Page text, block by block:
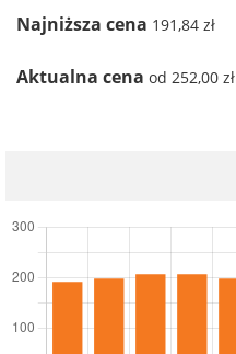
Najniższa cena 191,84 zł
Aktualna cena od 252,00 zł